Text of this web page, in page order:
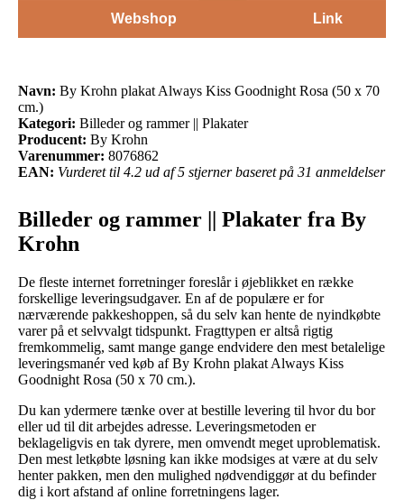
Webshop
Link
Navn: By Krohn plakat Always Kiss Goodnight Rosa (50 x 70
cm.)
Kategori: Billeder og rammer || Plakater
Producent: By Krohn
Varenummer: 8076862
EAN: Vurderet til 4.2 ud af 5 stjerner baseret på 31 anmeldelser
Billeder og rammer || Plakater fra By
Krohn
De fleste internet forretninger foreslår i øjeblikket en række
forskellige leveringsudgaver. En af de populære er for
nærværende pakkeshoppen, så du selv kan hente de nyindkøbte
varer på et selvvalgt tidspunkt. Fragttypen er altså rigtig
fremkommelig, samt mange gange endvidere den mest betalelige
leveringsmanér ved køb af By Krohn plakat Always Kiss
Goodnight Rosa (50 x 70 cm.).
Du kan ydermere tænke over at bestille levering til hvor du bor
eller ud til dit arbejdes adresse. Leveringsmetoden er
beklageligvis en tak dyrere, men omvendt meget uproblematisk.
Den mest letkøbte løsning kan ikke modsiges at være at du selv
henter pakken, men den mulighed nødvendiggør at du befinder
dig i kort afstand af online forretningens lager.